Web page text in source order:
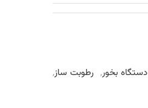
دستگاه بخور, رطوبت ساز,